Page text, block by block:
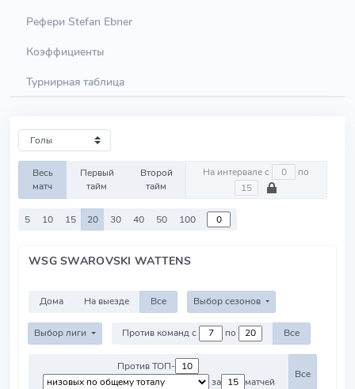
Рефери Stefan Ebner
Коэффициенты
Турнирная таблица
Весь
матч
Первый
тайм
Второй
тайм
На интервале с по
5 10 15 20 30 40 50 100
WSG SWAROVSKI WATTENS
Дома На выезде Все Выбор сезонов
Выбор лиги Против команд с по Все
Против ТОП-
за
матчей
Все